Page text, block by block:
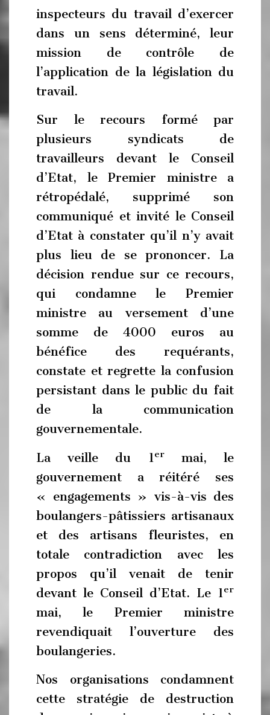
inspecteurs du travail d’exercer
dans un sens déterminé, leur
mission de contrôle de
l’application de la législation du
travail.
Sur le recours formé par
plusieurs syndicats de
travailleurs devant le Conseil
d’Etat, le Premier ministre a
rétropédalé, supprimé son
communiqué et invité le Conseil
d’Etat à constater qu’il n’y avait
plus lieu de se prononcer. La
décision rendue sur ce recours,
qui condamne le Premier
ministre au versement d’une
somme de 4000 euros au
bénéfice des requérants,
constate et regrette la confusion
persistant dans le public du fait
de la communication
gouvernementale.
La veille du 1 ermai, le
gouvernement a réitéré ses
« engagements » vis-à-vis des
boulangers-pâtissiers artisanaux
et des artisans fleuristes, en
totale contradiction avec les
propos qu’il venait de tenir
devant le Conseil d’Etat. Le 1 er
mai, le Premier ministre
revendiquait l’ouverture des
boulangeries.
Nos organisations condamnent
cette stratégie de destruction